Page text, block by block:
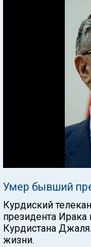
Умер бывший
Курдиский
президента Ирака
Курдистана
жизни.